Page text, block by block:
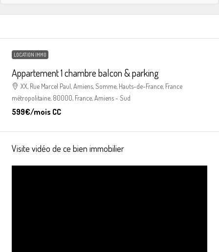
LOCATION IMMO
Appartement 1 chambre balcon & parking
XX, Rue Marcel Paul, Amiens, Somme, Hauts-de-France, France
métropolitaine, 80000, France, Amiens - Sud
599€/mois CC
Visite vidéo de ce bien immobilier